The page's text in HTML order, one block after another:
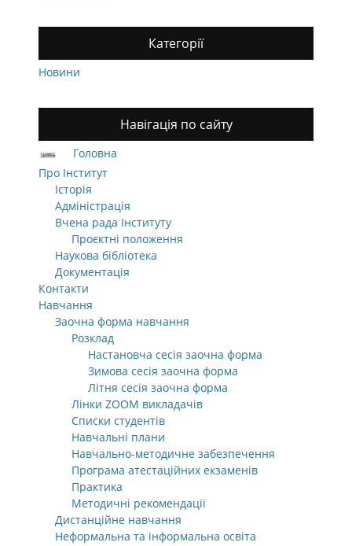
Категорії
Новини
Навігація по сайту
Головна
Про Інститут
Історія
Адміністрація
Вчена рада Інституту
Проєктні положення
Наукова бібліотека
Документація
Контакти
Навчання
Заочна форма навчання
Розклад
Настановча сесія заочна форма
Зимова сесія заочна форма
Літня сесія заочна форма
Лінки ZOOM викладачів
Списки студентів
Навчальні плани
Навчально-методичне забезпечення
Програма атестаційних екзаменів
Практика
Методичні рекомендації
Дистанційне навчання
Неформальна та інформальна освіта